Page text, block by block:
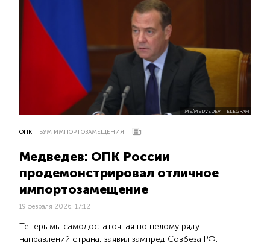
T.ME/MEDVEDEV_TELEGRAM
ОПК БУМ ИМПОРТОЗАМЕЩЕНИЯ
Медведев: ОПК России
продемонстрировал отличное
импортозамещение
19 февраля 2026, 17:12
Теперь мы самодостаточная по целому ряду
направлений страна, заявил зампред Совбеза РФ.